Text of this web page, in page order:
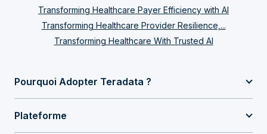
Transforming Healthcare Payer Efficiency with AI
Transforming Healthcare Provider Resilience,...
Transforming Healthcare With Trusted AI
Pourquoi Adopter Teradata ?
Plateforme